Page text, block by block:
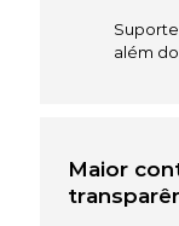
além
Maior